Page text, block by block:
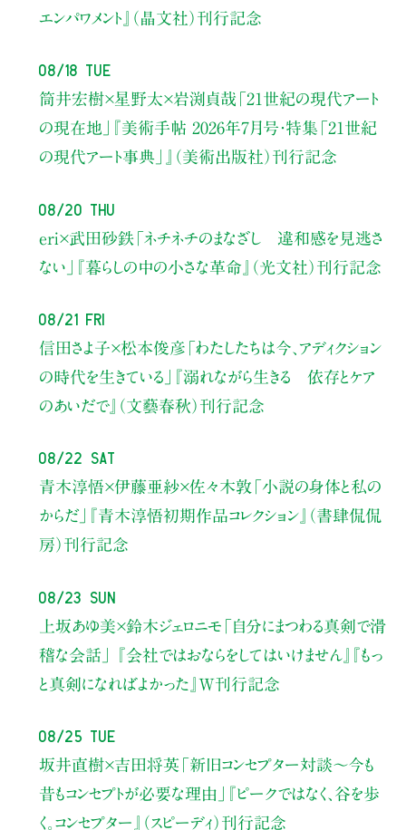
エンパワメント』（晶文社）刊行記念
08/18 Tue
筒井宏樹×星野太×岩渕貞哉 「21世紀の現代アート
の現在地」
『美術手帖 2026年7月号・特集「21世紀
の現代アート事典」』（美術出版社）刊行記念
08/20 Thu
eri×武田砂鉄「ネチネチのまなざし 違和感を見逃さ
ない」
『暮らしの中の小さな革命』（光文社）刊行記念
08/21 Fri
信田さよ子×松本俊彦 「わたしたちは今、アディクション
の時代を生きている」
『溺れながら生きる 依存とケア
のあいだで』（文藝春秋）刊行記念
08/22 Sat
青木淳悟×伊藤亜紗×佐々木敦 「小説の身体と私の
からだ」
『青木淳悟初期作品コレクション』（書肆侃侃
房）刊行記念
08/23 Sun
上坂あゆ美×鈴木ジェロニモ 「自分にまつわる真剣で滑
稽な会話」
『会社ではおならをしてはいけません』『もっ
と真剣になればよかった』W刊行記念
08/25 Tue
坂井直樹×吉田将英「新旧コンセプター対談～今も
昔もコンセプトが必要な理由」
『ピークではなく、谷を歩
く。コンセプター』（スピーディ）刊行記念